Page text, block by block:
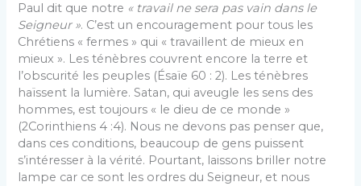
Paul dit que notre « travail ne sera pas vain dans le
Seigneur ». C’est un encouragement pour tous les
Chrétiens « fermes » qui « travaillent de mieux en
mieux ». Les ténèbres couvrent encore la terre et
l’obscurité les peuples (Ésaïe 60 : 2). Les ténèbres
haïssent la lumière. Satan, qui aveugle les sens des
hommes, est toujours « le dieu de ce monde »
(2Corinthiens 4 :4). Nous ne devons pas penser que,
dans ces conditions, beaucoup de gens puissent
s’intéresser à la vérité. Pourtant, laissons briller notre
lampe car ce sont les ordres du Seigneur, et nous